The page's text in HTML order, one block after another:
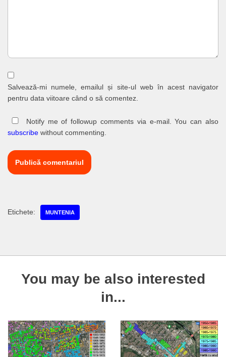
Salvează-mi numele, emailul și site-ul web în acest navigator
pentru data viitoare când o să comentez.
Notify me of followup comments via e-mail. You can also
subscribe without commenting.
Etichete: MUNTENIA
You may be also interested
in...